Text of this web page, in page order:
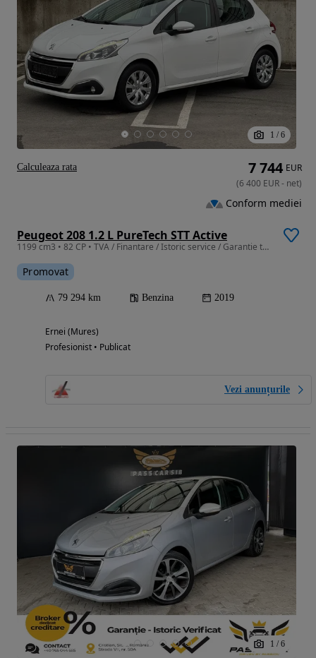
1 / 6
Peugeot 208 1.2 L PureTech STT Active
1199 cm3 • 82 CP • TVA / Finantare / Istoric service / Garantie tehnica
Promovat
79 294 km Benzina 2019
Ernei (Mures)
Profesionist • Publicat
Vezi anunțurile
7 744 EUR
(6 400 EUR- net)
Conform mediei
Calculeaza rata
1 / 6